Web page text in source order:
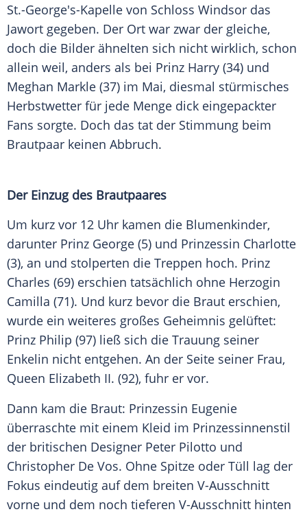
St.-George's-Kapelle von Schloss Windsor das
Jawort gegeben. Der Ort war zwar der gleiche,
doch die Bilder ähnelten sich nicht wirklich, schon
allein weil, anders als bei Prinz Harry (34) und
Meghan Markle (37) im Mai, diesmal stürmisches
Herbstwetter für jede Menge dick eingepackter
Fans sorgte. Doch das tat der Stimmung beim
Brautpaar keinen Abbruch.
Der Einzug des Brautpaares
Um kurz vor 12 Uhr kamen die Blumenkinder,
darunter Prinz George (5) und Prinzessin Charlotte
(3), an und stolperten die Treppen hoch. Prinz
Charles (69) erschien tatsächlich ohne Herzogin
Camilla (71). Und kurz bevor die Braut erschien,
wurde ein weiteres großes Geheimnis gelüftet:
Prinz Philip (97) ließ sich die Trauung seiner
Enkelin nicht entgehen. An der Seite seiner Frau,
Queen Elizabeth II. (92), fuhr er vor.
Dann kam die Braut: Prinzessin Eugenie
überraschte mit einem Kleid im Prinzessinnenstil
der britischen Designer Peter Pilotto und
Christopher De Vos. Ohne Spitze oder Tüll lag der
Fokus eindeutig auf dem breiten V-Ausschnitt
vorne und dem noch tieferen V-Ausschnitt hinten